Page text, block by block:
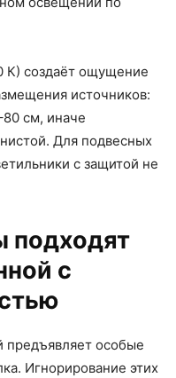
К) создаёт ощущение
источников:
см, иначе
Для подвесных
с защитой не
подходят
с
предъявляет особые
Игнорирование этих